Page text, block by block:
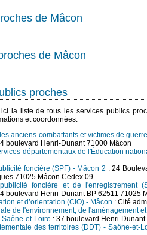
de Mâcon
de Mâcon
proches
ici la liste de tous les services publics
et coordonnées.
anciens combattants et victimes de
boulevard Henri-Dunant 71000 Mâcon
départementaux de l'Éducation
foncière (SPF) - Mâcon 2 : 24
71025 Mâcon Cedex 09
foncière et de l'enregistrement
boulevard Henri-Dunant BP 62511 71025
et d’orientation (CIO) - Mâcon : Cité
de l'environnement, de l'aménagement
et-Loire : 37 boulevard Henri-
des territoires (DDT) - Saône-et-